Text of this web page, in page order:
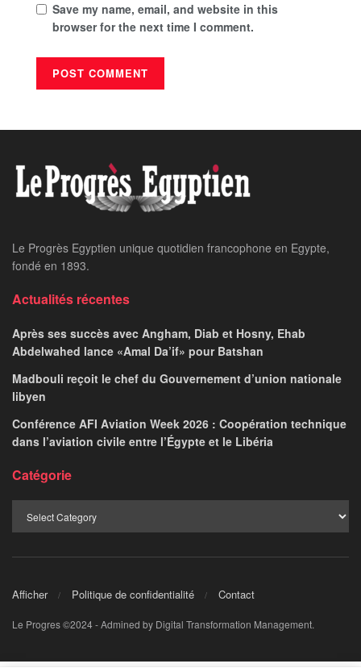
Save my name, email, and website in this
browser for the next time I comment.
Le Progrès Egyptien unique quotidien francophone en Egypte,
fondé en 1893.
Actualités récentes
Après ses succès avec Angham, Diab et Hosny, Ehab
Abdelwahed lance «Amal Da’if» pour Batshan
Madbouli reçoit le chef du Gouvernement d’union nationale
libyen
Conférence AFI Aviation Week 2026 : Coopération technique
dans l’aviation civile entre l’Égypte et le Libéria
Catégorie
Afficher Politique de confidentialité Contact
Le Progres ©2024 - Admined by Digital Transformation Management.